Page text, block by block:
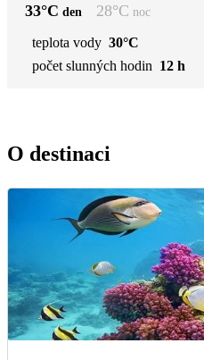
33°C den 28°C noc
teplota vody 30°C
počet slunných hodin 12 h
O destinaci